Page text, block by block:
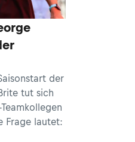
der
tut sich
Frage lautet: